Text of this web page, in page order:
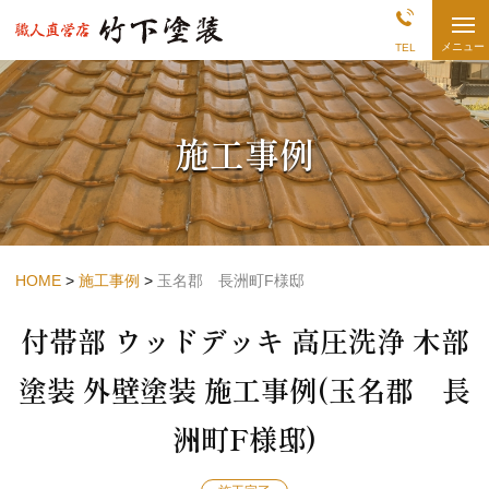
熊
県
長
洲・
荒
尾
の
外
壁
塗
装
店
竹
装
TEL メニュー
施工事例
HOME 施工事例 玉名郡 長洲町F様邸
付帯部 ウッドデッキ 高圧洗浄 木部
塗装 外壁塗装 施工事例(玉名郡 長
洲町F様邸)